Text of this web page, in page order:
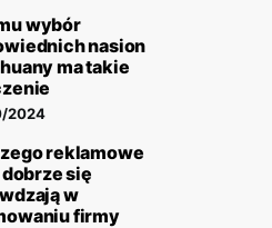
wybór
nasion
ma takie
2024
reklamowe
się
w
firmy